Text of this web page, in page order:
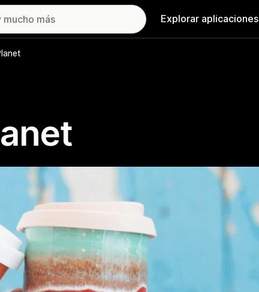
Explorar aplicaciones